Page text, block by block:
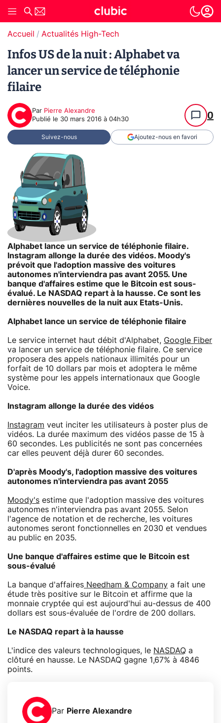
Accueil Actualités High-Tech
Infos US de la nuit : Alphabet va
lancer un service de téléphonie
filaire
Par Pierre Alexandre
Publié le 30 mars 2016 à 04h30 0
Suivez-nous Ajoutez-nous en favori
Alphabet lance un service de téléphonie filaire.
Instagram allonge la durée des vidéos. Moody's
prévoit que l'adoption massive des voitures
autonomes n'interviendra pas avant 2055. Une
banque d'affaires estime que le Bitcoin est sous-
évalué. Le NASDAQ repart à la hausse. Ce sont les
dernières nouvelles de la nuit aux Etats-Unis.
Alphabet lance un service de téléphonie filaire
Le service internet haut débit d'Alphabet, Google Fiber
va lancer un service de téléphonie filaire. Ce service
proposera des appels nationaux illimités pour un
forfait de 10 dollars par mois et adoptera le même
système pour les appels internationaux que Google
Voice.
Instagram allonge la durée des vidéos
Instagram veut inciter les utilisateurs à poster plus de
vidéos. La durée maximum des vidéos passe de 15 à
60 secondes. Les publicités ne sont pas concernées
car elles peuvent déjà durer 60 secondes.
D'après Moody's, l'adoption massive des voitures
autonomes n'interviendra pas avant 2055
Moody's estime que l'adoption massive des voitures
autonomes n'interviendra pas avant 2055. Selon
l'agence de notation et de recherche, les voitures
autonomes seront fonctionnelles en 2030 et vendues
au public en 2035.
Une banque d'affaires estime que le Bitcoin est
sous-évalué
La banque d'affaires Needham & Company a fait une
étude très positive sur le Bitcoin et affirme que la
monnaie cryptée qui est aujourd'hui au-dessus de 400
dollars est sous-évaluée de l'ordre de 200 dollars.
Le NASDAQ repart à la hausse
L'indice des valeurs technologiques, le NASDAQ a
clôturé en hausse. Le NASDAQ gagne 1,67% à 4846
points.
Par Pierre Alexandre